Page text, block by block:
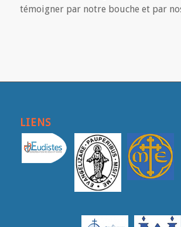
témoigner par notre bouche et par
LIENS